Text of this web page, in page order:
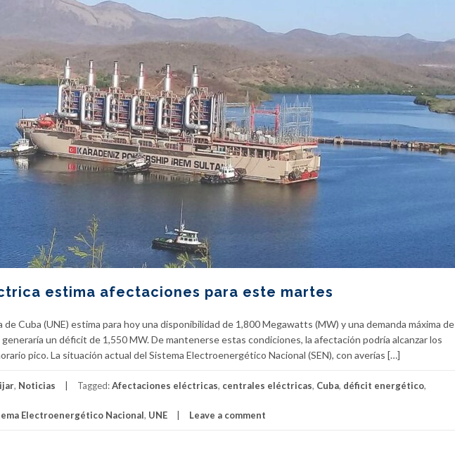
estima afectaciones para este martes
de Cuba (UNE) estima para hoy una disponibilidad de 1,800 Megawatts (MW) y una demanda máxima de
un déficit de 1,550 MW. De mantenerse estas condiciones, la afectación podría alcanzar los
pico. La situación actual del Sistema Electroenergético Nacional (SEN), con averías […]
, Noticias Tagged:Afectaciones eléctricas, centrales eléctricas, Cuba, déficit energético,
Electroenergético Nacional, UNE Leave a comment